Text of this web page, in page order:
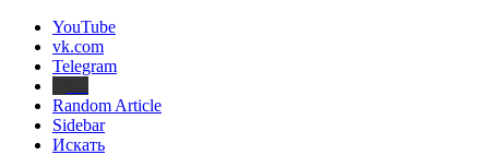
YouTube
vk.com
Telegram
Random Article
Sidebar
Искать